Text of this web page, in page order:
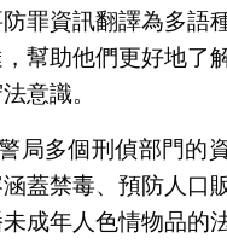
罪資訊翻譯為多語
幫助他們更好地了
意識。
局多個刑偵部門的
蓋禁毒、預防人口
成年人色情物品的